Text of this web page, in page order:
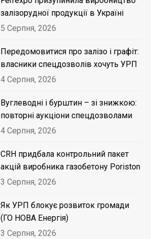
залізорудної продукції в Україні
5 Серпня, 2026
Передомовитися про залізо і графіт:
власники спецдозволів хочуть УРП
4 Серпня, 2026
Вуглеводні і бурштин – зі знижкою:
повторні аукціони спецдозволами
4 Серпня, 2026
CRH придбала контрольний пакет
акцій виробника газобетону Poriston
3 Серпня, 2026
Як УРП блокує розвиток громади
(ГО НОВА Енергія)
3 Серпня, 2026